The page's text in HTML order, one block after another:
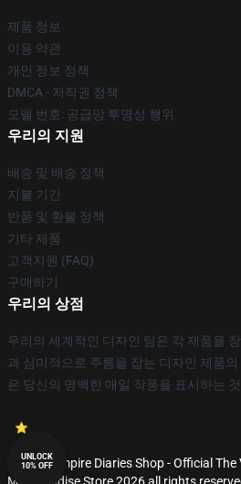
제품 정보
이용 약관
개인 정보 정책
DMCA - 저작권 정책
모델 번호: 공급망 투명성 행위
우리의 지원
배송 및 배송 정책
지불 기간
반품 및 환불 정책
기타 제품
고객지원 (FAQ)
구매하기
우리의 상점
우리의 세계적인 디자인 팀은 각 제품을
과 심미적으로 주름을 잡는 디자인 제품
은 당신의 명백한 매일 작풍을 표시하는
© The Vampire Diaries Shop - Official
UNLOCK
10% OFF